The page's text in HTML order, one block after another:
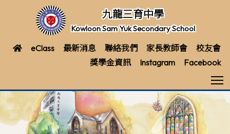
九龍三育中學
Kowloon Sam Yuk Secondary School
eClass 最新消息 聯絡我們 家長教師會
校友會
獎學金資訊
Instagram Facebook